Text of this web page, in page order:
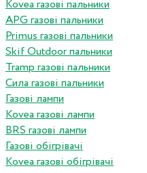
Kovea газові пальники
APG газові пальники
Primus газові пальники
Skif Outdoor пальники
Tramp газові пальники
Сила газові пальники
Газові лампи
Kovea газові лампи
BRS газові лампи
Газові обігрівачі
Kovea газові обігрівачі